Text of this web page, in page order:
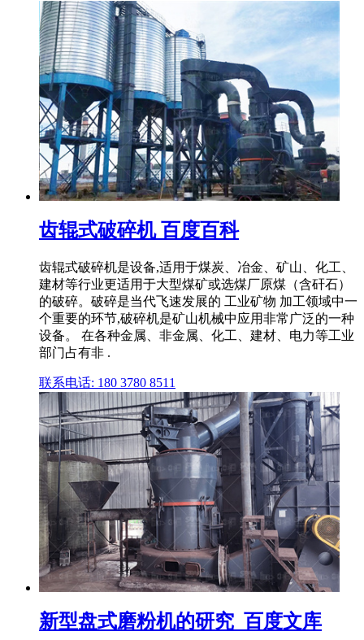
齿辊式破碎机 百度百科
齿辊式破碎机是设备,适用于煤炭、冶金、矿山、化工、
建材等行业更适用于大型煤矿或选煤厂原煤（含矸石）
的破碎。破碎是当代飞速发展的 工业矿物 加工领域中一
个重要的环节,破碎机是矿山机械中应用非常广泛的一种
设备。 在各种金属、非金属、化工、建材、电力等工业
部门占有非 .
联系电话: 180 3780 8511
新型盘式磨粉机的研究_百度文库